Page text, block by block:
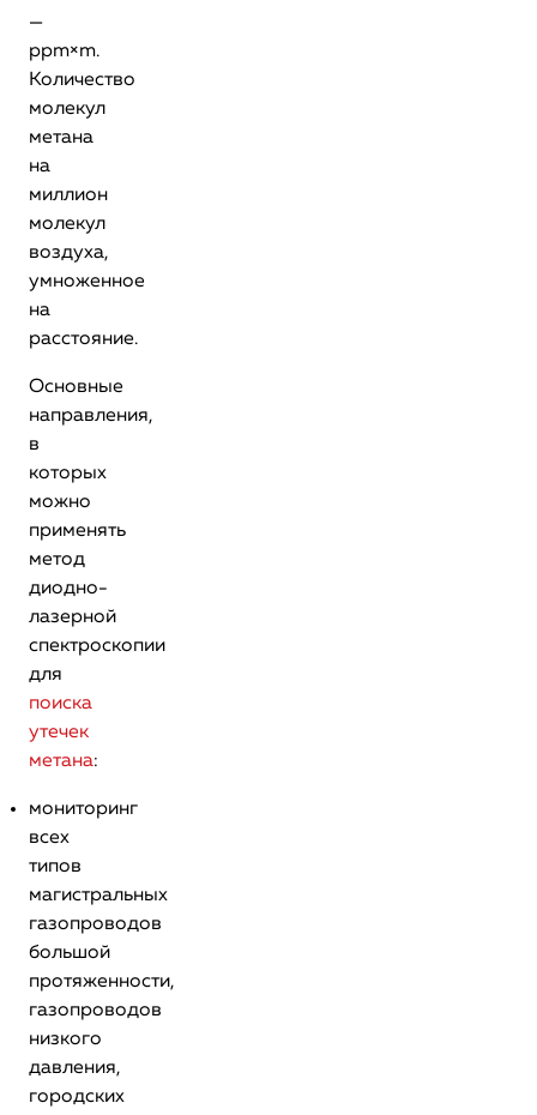
—
ppm×m.
Количество
молекул
метана
на
миллион
молекул
воздуха,
умноженное
на
расстояние.
Основные
направления,
в
которых
можно
применять
метод
диодно-
лазерной
спектроскопии
для
поиска
утечек
метана:
мониторинг
всех
типов
магистральных
газопроводов
большой
протяженности,
газопроводов
низкого
давления,
городских